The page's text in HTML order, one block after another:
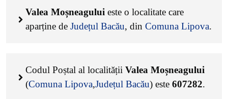
Valea Moșneagului este o localitate care
aparține de Județul Bacău, din Comuna Lipova.
Codul Poștal al localității Valea Moșneagului
(Comuna Lipova,Județul Bacău) este 607282.